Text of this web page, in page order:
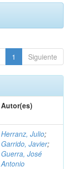
1 Siguiente
Autor(es)
Herranz, Julio;
Garrido, Javier;
Guerra, José
Antonio